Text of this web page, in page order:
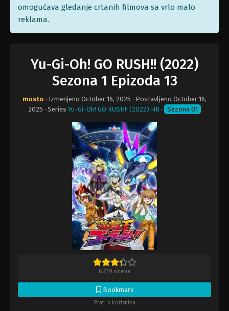
omogućava gledanje crtanih filmova sa vrlo malo
reklama.
Yu-Gi-Oh! GO RUSH!! (2022)
Sezona 1 Epizoda 13
musto · Izmenjeno October 16, 2025 · Postavljeno October 16,
2025 · Series Yu-Gi-Oh! GO RUSH!! (2022) HR · Sezona 01
6.7/9 ocena
Bookmark
Prati 4 korisnika